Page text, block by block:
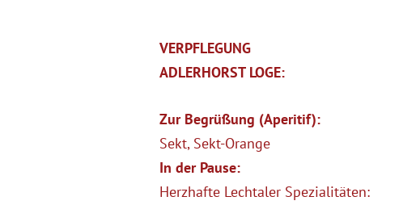
VERPFLEGUNG
ADLERHORST LOGE:
Zur Begrüßung (Aperitif):
Sekt, Sekt-Orange
In der Pause:
Herzhafte Lechtaler Spezialitäten: